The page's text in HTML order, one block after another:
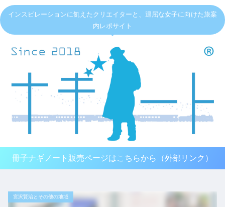
インスピレーションに飢えたクリエイターと、退屈な女子に向けた旅案
内レポサイト
冊子ナギノート販売ページはこちらから（外部リンク）
宮沢賢治とその他の地域